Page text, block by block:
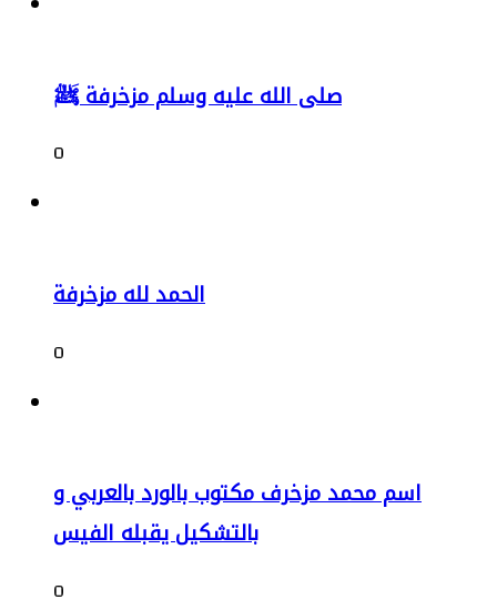
صلى الله عليه وسلم مزخرفة ﷺ
0
الحمد لله مزخرفة
0
اسم محمد مزخرف مكتوب بالورد بالعربي و
بالتشكيل يقبله الفيس
0